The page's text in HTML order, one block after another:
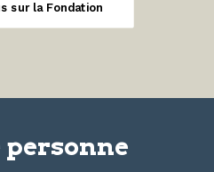
sur la Fondation
personne